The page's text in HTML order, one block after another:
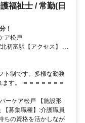
福祉士 / 常勤(日
！
ア松戸
初富駅【アクセス】 大
ト制です。多様な勤務
す。 ＝＝＝＝＝＝＝
ーケア松戸 【施設形
募集職種】:介護職員
ちの資格を活かしなが